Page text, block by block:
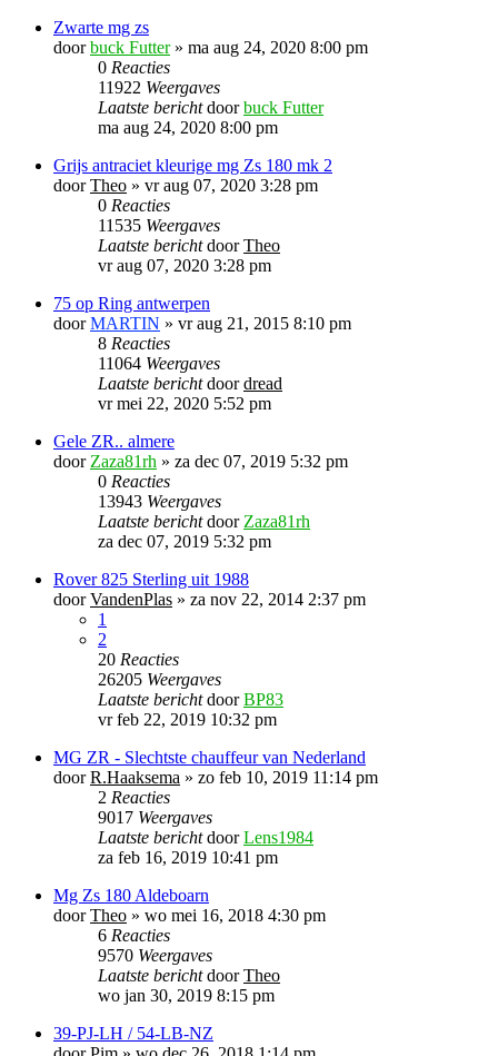
Zwarte mg zs
doorbuck Futter» ma aug 24, 2020 8:00 pm
0 Reacties
11922 Weergaves
Laatste berichtdoorbuck Futter
ma aug 24, 2020 8:00 pm
Grijs antraciet kleurige mg Zs 180 mk 2
doorTheo » vr aug 07, 2020 3:28 pm
0 Reacties
11535 Weergaves
Laatste berichtdoorTheo
vr aug 07, 2020 3:28 pm
75 op Ring antwerpen
doorMARTIN » vr aug 21, 2015 8:10 pm
8 Reacties
11064 Weergaves
Laatste berichtdoordread
vr mei 22, 2020 5:52 pm
Gele ZR.. almere
door Zaza81rh » za dec 07, 2019 5:32 pm
0 Reacties
13943 Weergaves
Laatste berichtdoor Zaza81rh
za dec 07, 2019 5:32 pm
Rover 825 Sterling uit 1988
doorVandenPlas » za nov 22, 2014 2:37 pm
1
2
20 Reacties
26205 Weergaves
Laatste berichtdoorBP83
vr feb 22, 2019 10:32 pm
MG ZR - Slechtste chauffeur van Nederland
doorR.Haaksema » zo feb 10, 2019 11:14 pm
2 Reacties
9017 Weergaves
Laatste berichtdoorLens1984
za feb 16, 2019 10:41 pm
Mg Zs 180 Aldeboarn
doorTheo » wo mei 16, 2018 4:30 pm
6 Reacties
9570 Weergaves
Laatste berichtdoorTheo
wo jan 30, 2019 8:15 pm
39-PJ-LH / 54-LB-NZ